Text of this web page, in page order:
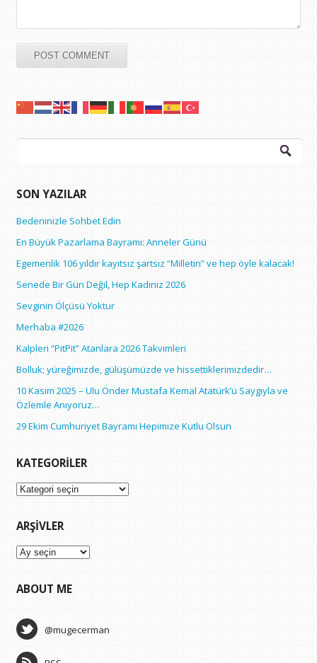
Arama:
SON YAZILAR
Bedeninizle Sohbet Edin
En Büyük Pazarlama Bayramı: Anneler Günü
Egemenlik 106 yıldır kayıtsız şartsız “Milletin” ve hep öyle kalacak!
Senede Bir Gün Değil, Hep Kadınız 2026
Sevginin Ölçüsü Yoktur
Merhaba #2026
Kalpleri “PitPit” Atanlara 2026 Takvimleri
Bolluk; yüreğimizde, gülüşümüzde ve hissettiklerimizdedir…
10 Kasım 2025 – Ulu Önder Mustafa Kemal Atatürk’ü Saygıyla ve
Özlemle Anıyoruz…
29 Ekim Cumhuriyet Bayramı Hepimize Kutlu Olsun
KATEGORILER
Kategoriler
ARŞIVLER
Arşivler
ABOUT ME
@mugecerman